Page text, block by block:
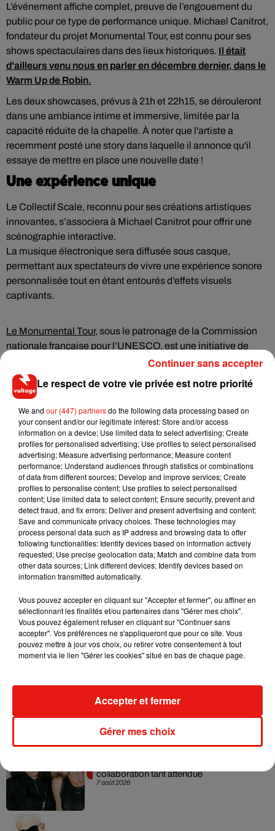
L’événement affiche complet, preuve de l’engouement du
public pour ce type de performance unique. Michael Canitrot,
fondateur du projet Monumental Tour, est connu pour ses
shows spectaculaires dans des lieux historiques. Il était
d'ailleurs venu nous en parler en décembre dernier, dans le
Warm Up de Robin.
Les deux showcases, prévus à 21h et 22h15, se dérouleront
dans une ambiance intime et immersive, limitée par la
capacité réduite de la chapelle. À noter que l'artiste a
recemment posté une story dans laquelle il annonce qu'il
essaye de mettre en place une nouvelle date !
Une expérience unique
Le Collectif Scale, reconnu pour ses créations artistiques
innovantes, s’associera à Michael Canitrot pour offrir une
scénographie interactive.
La musique électronique sera diffusée sous casque,
permettant aux spectateurs de vivre une expérience sonore
personnalisée tout en étant entourés d’effets visuels
captivants.
Le Monumental Tour, sous le patronage de la Commission
nationale française pour l’UNESCO, est une initiative de
Michael Canitrot visant à faire dialoguer le patrimoine
historique avec l’art numérique. Ce projet attire de nouveaux
publics vers des lieux chargés d’histoire, tout en sensibilisant
performances précédentes de Canitrot, comme le show
Monumental Eiffel, ont rencontré un immense succès,
visionnées par des millions de personnes.
Infos pratiques
Date: Dimanche 28 juillet 2024
Lieu: Sainte-Chapelle du Château de Vincennes
Horaires: Premier showcase à 21h, second à 22h15
Accès: Avenue Château de Paris, 94300 Vincennes
Entrée: Gratuite, sur réservation (complet)
Musique
7 août 2026
7 août 2026
collaboration tant attendue
Le respect de votre vie privée est notre priorité
We and our (447) partnersdo the following data processing based on
your consent and/or our legitimate interest: Store and/or access
information on a device; Use limited data to select advertising; Create
profiles for personalised advertising; Use profiles to select personalised
advertising; Measure advertising performance; Measure content
performance; Understand audiences through statistics or combinations
of data from different sources; Develop and improve services; Create
profiles to personalise content; Use profiles to select personalised
content; Use limited data to select content; Ensure security, prevent and
detect fraud, and fix errors; Deliver and present advertising and content;
Save and communicate privacy choices. These technologies may
process personal data such as IP address and browsing data to offer
following functionalities: Identify devices based on information actively
requested; Use precise geolocation data; Match and combine data from
other data sources; Link different devices; Identify devices based on
information transmitted automatically.
Vous pouvez accepter en cliquant sur "Accepter et fermer", ou affiner en
sélectionnant les finalités et/ou partenaires dans "Gérer mes choix".
Vous pouvez également refuser en cliquant sur "Continuer sans
accepter". Vos préférences ne s'appliqueront que pour ce site. Vous
pouvez mettre à jour vos choix, ou retirer votre consentement à tout
moment via le lien "Gérer les cookies" situé en bas de chaque page.
Gérer mes choix
Accepter et fermer
Continuer sans accepter